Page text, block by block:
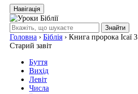
Навігація
Знайти
Головна › Біблія › Книга пророка Ісаї 3
Старий завіт
Буття
Вихід
Левіт
Числа